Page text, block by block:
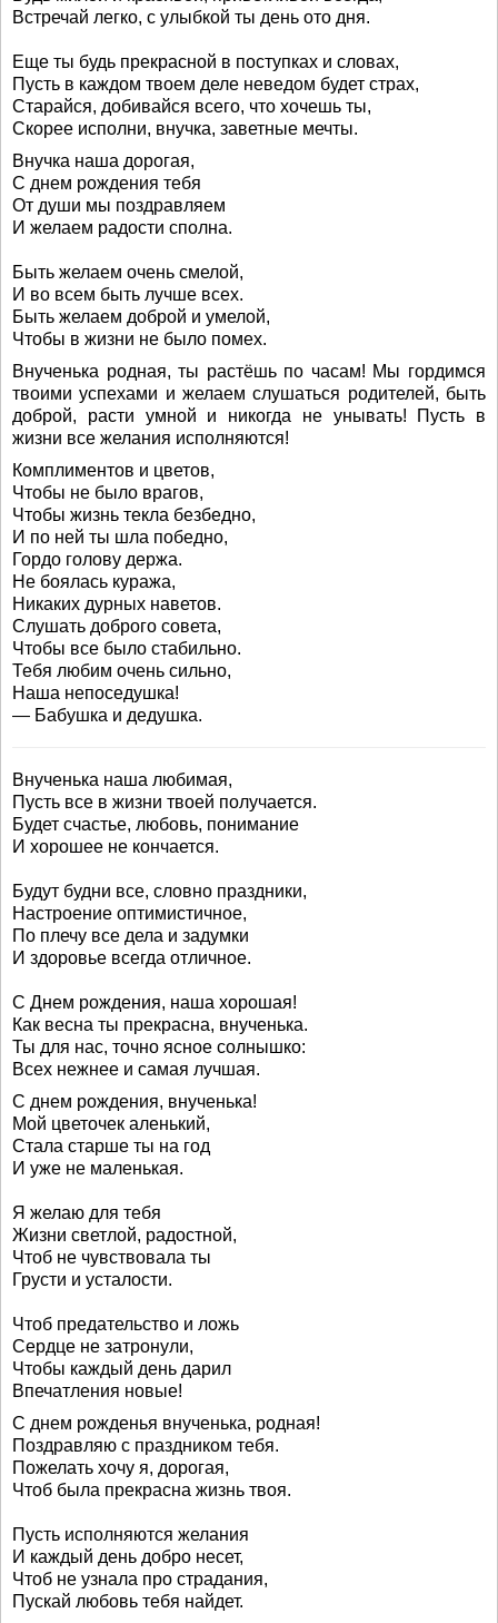
Встречай легко, с улыбкой ты день ото дня.
Еще ты будь прекрасной в поступках и словах,
Пусть в каждом твоем деле неведом будет страх,
Старайся, добивайся всего, что хочешь ты,
Скорее исполни, внучка, заветные мечты.
Внучка наша дорогая,
С днем рождения тебя
От души мы поздравляем
И желаем радости сполна.
Быть желаем очень смелой,
И во всем быть лучше всех.
Быть желаем доброй и умелой,
Чтобы в жизни не было помех.
Внученька родная, ты растёшь по часам! Мы гордимся
твоими успехами и желаем слушаться родителей, быть
доброй, расти умной и никогда не унывать! Пусть в
жизни все желания исполняются!
Комплиментов и цветов,
Чтобы не было врагов,
Чтобы жизнь текла безбедно,
И по ней ты шла победно,
Гордо голову держа.
Не боялась куража,
Никаких дурных наветов.
Слушать доброго совета,
Чтобы все было стабильно.
Тебя любим очень сильно,
Наша непоседушка!
— Бабушка и дедушка.
Внученька наша любимая,
Пусть все в жизни твоей получается.
Будет счастье, любовь, понимание
И хорошее не кончается.
Будут будни все, словно праздники,
Настроение оптимистичное,
По плечу все дела и задумки
И здоровье всегда отличное.
С Днем рождения, наша хорошая!
Как весна ты прекрасна, внученька.
Ты для нас, точно ясное солнышко:
Всех нежнее и самая лучшая.
С днем рождения, внученька!
Мой цветочек аленький,
Стала старше ты на год
И уже не маленькая.
Я желаю для тебя
Жизни светлой, радостной,
Чтоб не чувствовала ты
Грусти и усталости.
Чтоб предательство и ложь
Сердце не затронули,
Чтобы каждый день дарил
Впечатления новые!
С днем рожденья внученька, родная!
Поздравляю с праздником тебя.
Пожелать хочу я, дорогая,
Чтоб была прекрасна жизнь твоя.
Пусть исполняются желания
И каждый день добро несет,
Чтоб не узнала про страдания,
Пускай любовь тебя найдет.